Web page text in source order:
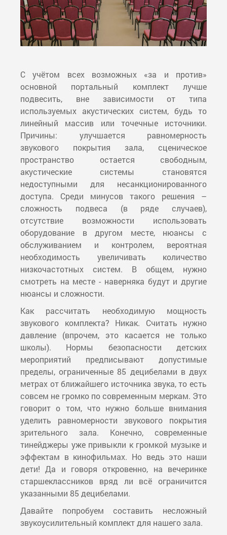
С учётом всех возможных «за и против»
основной портальный комплект лучше
подвесить, вне зависимости от типа
используемых акустических систем, будь то
линейный массив или точечные источники.
Причины: улучшается равномерность
звукового покрытия зала, сценическое
пространство остается свободным,
акустические системы становятся
недоступными для несанкционированного
доступа. Среди минусов такого решения –
сложность подвеса (в ряде случаев),
отсутствие возможности использовать
оборудование в другом месте, нюансы с
обслуживанием и контролем, вероятная
необходимость увеличивать количество
низкочастотных систем. В общем, нужно
смотреть на месте - наверняка будут и другие
нюансы и сложности.
Как рассчитать необходимую мощность
звукового комплекта? Никак. Считать нужно
давление (впрочем, это касается не только
школы). Нормы безопасности детских
мероприятий предписывают допустимые
пределы, ограниченные 85 децибелами в двух
метрах от ближайшего источника звука, то есть
совсем не громко по современным меркам. Это
говорит о том, что нужно больше внимания
уделить равномерности звукового покрытия
зрительного зала. Конечно, современные
тинейджеры уже привыкли к громкой музыке и
эффектам в кинофильмах. Но ведь это наши
дети! Да и говоря откровенно, на вечеринке
старшеклассников вряд ли всё ограничится
указанными 85 децибелами.
Давайте попробуем составить несложный
звукоусилительный комплект для нашего зала.